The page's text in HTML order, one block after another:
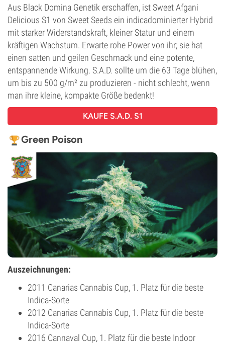
Aus Black Domina Genetik erschaffen, ist Sweet Afgani
Delicious S1 von Sweet Seeds ein indicadominierter Hybrid
mit starker Widerstandskraft, kleiner Statur und einem
kräftigen Wachstum. Erwarte rohe Power von ihr; sie hat
einen satten und geilen Geschmack und eine potente,
entspannende Wirkung. S.A.D. sollte um die 63 Tage blühen,
um bis zu 500 g/m² zu produzieren - nicht schlecht, wenn
man ihre kleine, kompakte Größe bedenkt!
KAUFE S.A.D. S1
Green Poison
Auszeichnungen:
2011 Canarias Cannabis Cup, 1. Platz für die beste
Indica-Sorte
2012 Canarias Cannabis Cup, 1. Platz für die beste
Indica-Sorte
2016 Cannaval Cup, 1. Platz für die beste Indoor